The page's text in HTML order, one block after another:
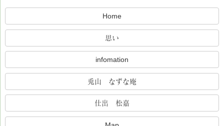
Home
思い
infomation
兎山 なずな庵
仕出 松嘉